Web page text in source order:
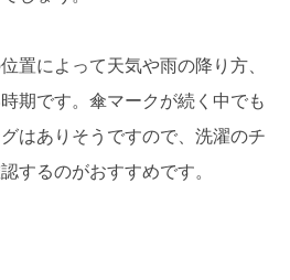
置によって天気や雨の降り方、
期です。傘マークが続く中でも
はありそうですので、洗濯のチ
するのがおすすめです。